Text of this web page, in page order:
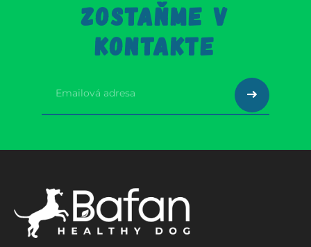
ZOSTAŇME V
KONTAKTE